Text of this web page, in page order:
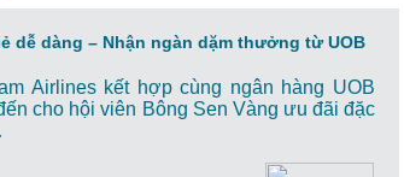
dễ dàng – Nhận ngàn dặm thưởng từ UOB
Airlines kết hợp cùng ngân hàng UOB
cho hội viên Bông Sen Vàng ưu đãi đặc